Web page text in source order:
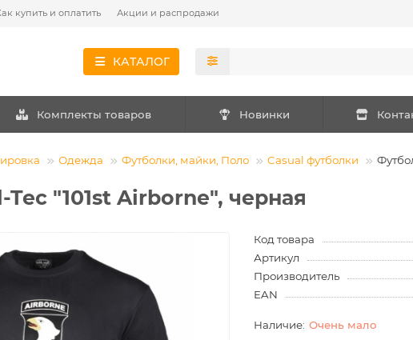
купить и оплатить Акции и распродажи
КАТАЛОГ
Комплекты товаров Новинки
Одежда Футболки, майки, Поло Casual футболки
"101st Airborne", черная
Код товара
Артикул
Производитель
EAN
Очень мало